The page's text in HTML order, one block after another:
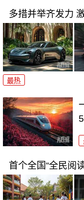
多措并举齐发力
最热
首个全国“全民阅